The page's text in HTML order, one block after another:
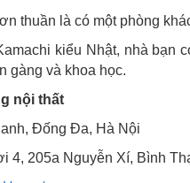
thuần là có một phòng
kiểu Nhật, nhà bạn
gàng và khoa học.
nội thất
Đống Đa, Hà Nội
4, 205a Nguyễn Xí, Bình